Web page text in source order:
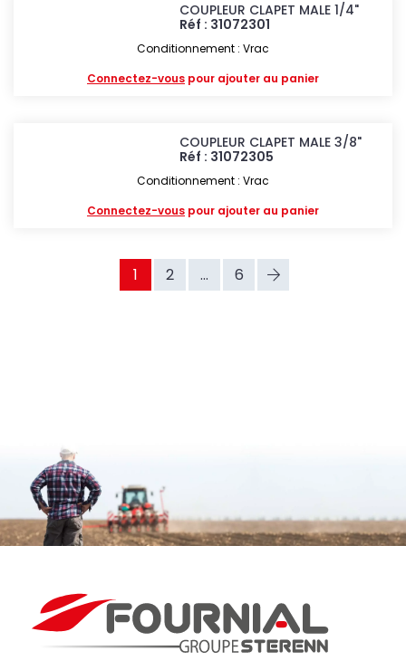
COUPLEUR CLAPET MALE 1/4"
Réf : 31072301
Conditionnement : Vrac
Connectez-vous pour ajouter au panier
COUPLEUR CLAPET MALE 3/8"
Réf : 31072305
Conditionnement : Vrac
Connectez-vous pour ajouter au panier
1 2 ... 6